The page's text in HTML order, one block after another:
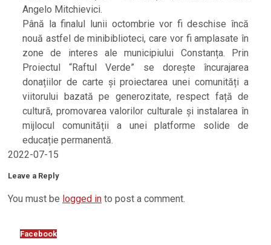
Angelo Mitchievici.
Până la finalul lunii octombrie vor fi deschise încă
nouă astfel de minibiblioteci, care vor fi amplasate în
zone de interes ale municipiului Constanța. Prin
Proiectul “Raftul Verde” se dorește încurajarea
donațiilor de carte și proiectarea unei comunități a
viitorului bazată pe generozitate, respect față de
cultură, promovarea valorilor culturale și instalarea în
mijlocul comunității a unei platforme solide de
educație permanentă.
2022-07-15
Leave a Reply
You must be logged in to post a comment.
Facebook